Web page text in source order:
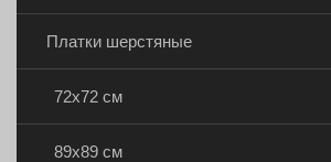
Платки шерстяные
72х72 см
89х89 см